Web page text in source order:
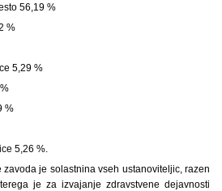
56,19 %
%
5,29 %
%
5,26 %.
je solastnina vseh ustanoviteljic, razen
je za izvajanje zdravstvene dejavnosti